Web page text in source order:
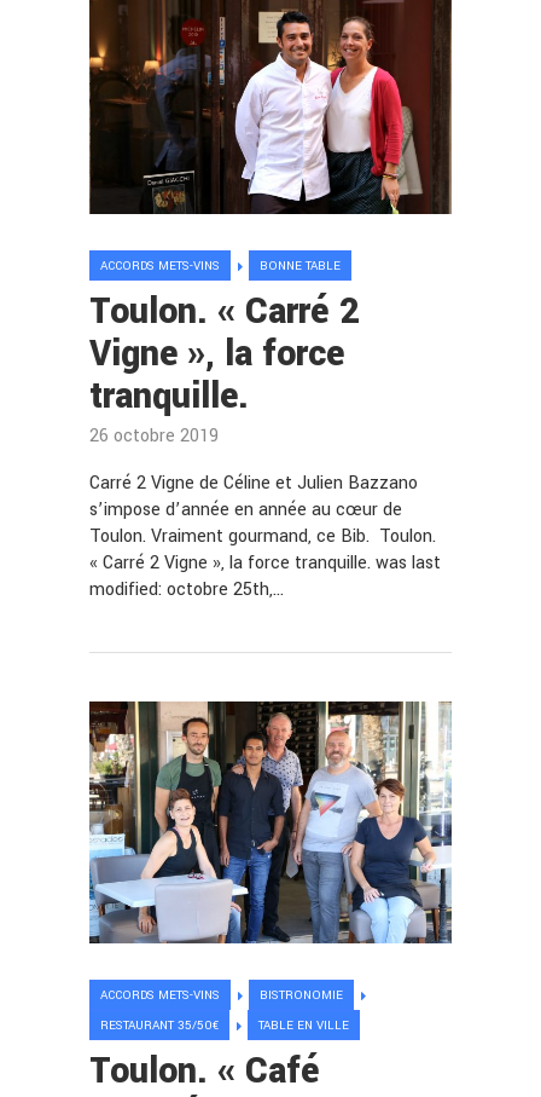
ACCORDS METS-VINS BONNE TABLE
Toulon. « Carré 2
Vigne », la force
tranquille.
26 octobre 2019
Carré 2 Vigne de Céline et Julien Bazzano
s’impose d’année en année au cœur de
Toulon. Vraiment gourmand, ce Bib. Toulon.
« Carré 2 Vigne », la force tranquille. was last
modified: octobre 25th,…
ACCORDS METS-VINS
BISTRONOMIE
RESTAURANT 35/50€
TABLE EN VILLE
Toulon. « Café